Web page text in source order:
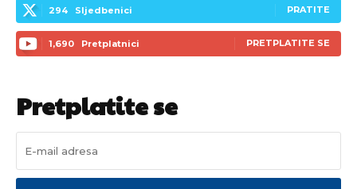
294 Sljedbenici PRATITE
1,690 Pretplatnici PRETPLATITE SE
Pretplatite se